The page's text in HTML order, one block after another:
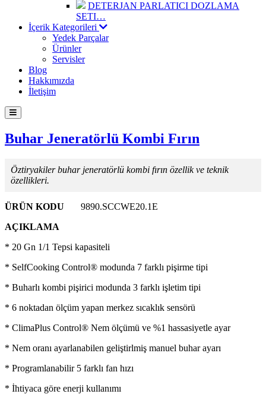
DETERJAN PARLATICI DOZLAMA
SETI…
İçerik Kategorileri
Yedek Parçalar
Ürünler
Servisler
Blog
Hakkımızda
İletişim
Buhar Jeneratörlü Kombi Fırın
Öztiryakiler buhar jeneratörlü kombi fırın özellik ve teknik
özellikleri.
ÜRÜN KODU
9890.SCCWE20.1E
AÇIKLAMA
* 20 Gn 1/1 Tepsi kapasiteli
* SelfCooking Control® modunda 7 farklı pişirme tipi
* Buharlı kombi pişirici modunda 3 farklı işletim tipi
* 6 noktadan ölçüm yapan merkez sıcaklık sensörü
* ClimaPlus Control® Nem ölçümü ve %1 hassasiyetle ayar
* Nem oranı ayarlanabilen geliştirlmiş manuel buhar ayarı
* Programlanabilir 5 farklı fan hızı
* İhtiyaca göre enerji kullanımı